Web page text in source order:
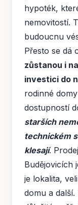
hypoték,
nemovitostí.
budoucnu
Přesto se dá
zůstanou i
investici do
rodinné
dostupností
starších
technickém
klesají.
Budějovicích
je lokalita,
domu a